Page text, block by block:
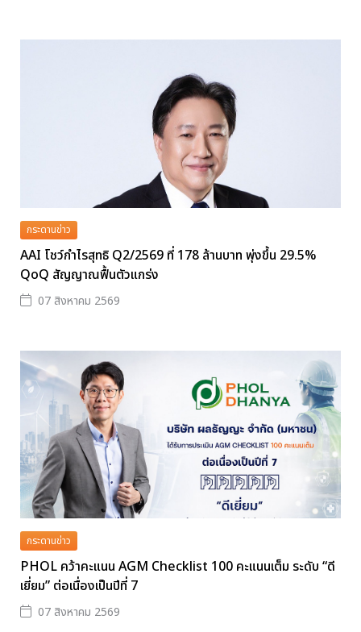
กระดานข่าว
AAI โชว์กำไรสุทธิ Q2/2569 ที่ 178 ล้านบาท พุ่งขึ้น 29.5%
QoQ สัญญาณฟื้นตัวแกร่ง
07 สิงหาคม 2569
กระดานข่าว
PHOL คว้าคะแนน AGM Checklist 100 คะแนนเต็ม ระดับ “ดี
เยี่ยม” ต่อเนื่องเป็นปีที่ 7
07 สิงหาคม 2569